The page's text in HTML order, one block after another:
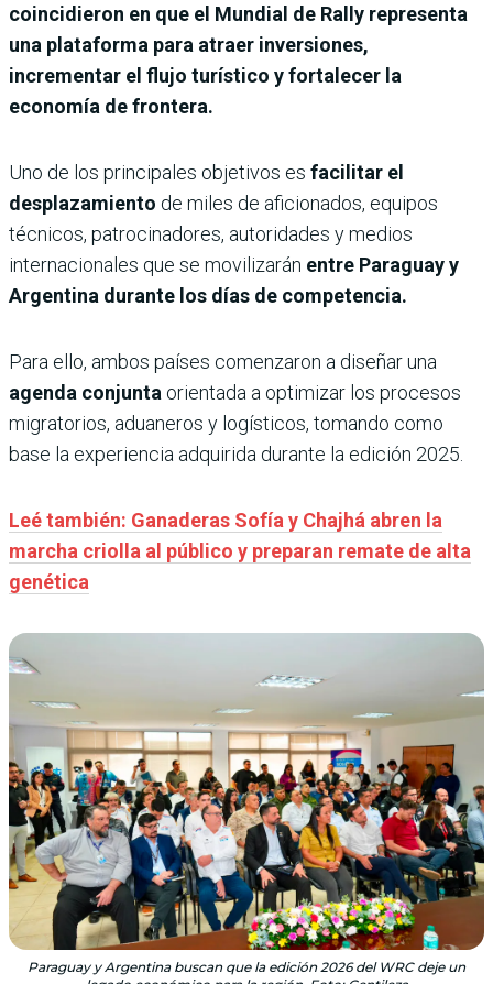
coincidieron en que el Mundial de Rally representa
una plataforma para atraer inversiones,
incrementar el flujo turístico y fortalecer la
economía de frontera.
Uno de los principales objetivos es facilitar el
desplazamiento de miles de aficionados, equipos
técnicos, patrocinadores, autoridades y medios
internacionales que se movilizarán entre Paraguay y
Argentina durante los días de competencia.
Para ello, ambos países comenzaron a diseñar una
agenda conjunta orientada a optimizar los procesos
migratorios, aduaneros y logísticos, tomando como
base la experiencia adquirida durante la edición 2025.
Leé también: Ganaderas Sofía y Chajhá abren la
marcha criolla al público y preparan remate de alta
genética
Paraguay y Argentina buscan que la edición 2026 del WRC deje un